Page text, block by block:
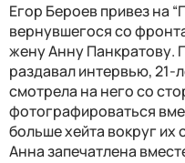
Егор Бероев привез на
вернувшегося со
жену Анну Панкратову.
раздавал интервью, 21-
смотрела на него со
фотографироваться
больше хейта вокруг их
Анна запечатлена